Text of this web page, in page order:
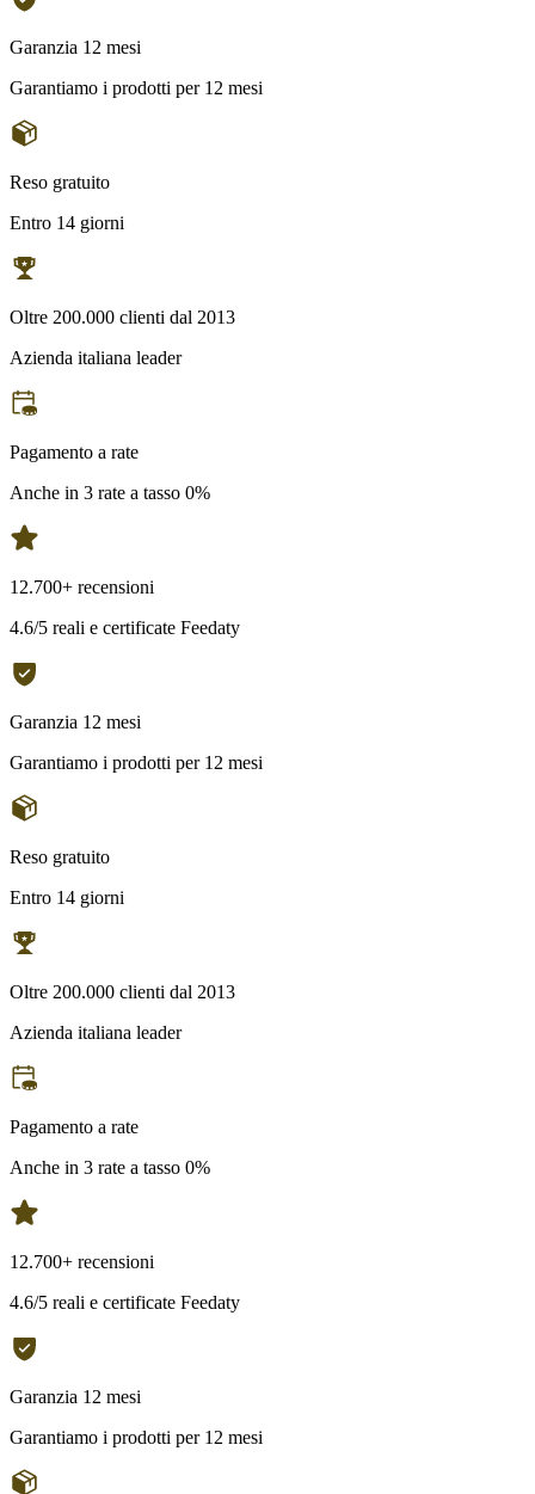
Garanzia 12 mesi
Garantiamo i prodotti per 12 mesi
Reso gratuito
Entro 14 giorni
Oltre 200.000 clienti dal 2013
Azienda italiana leader
Pagamento a rate
Anche in 3 rate a tasso 0%
12.700+ recensioni
4.6/5 reali e certificate Feedaty
Garanzia 12 mesi
Garantiamo i prodotti per 12 mesi
Reso gratuito
Entro 14 giorni
Oltre 200.000 clienti dal 2013
Azienda italiana leader
Pagamento a rate
Anche in 3 rate a tasso 0%
12.700+ recensioni
4.6/5 reali e certificate Feedaty
Garanzia 12 mesi
Garantiamo i prodotti per 12 mesi